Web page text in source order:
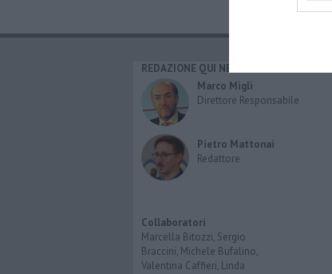
REDAZIONE QUI NEWS
Marco Migli
Direttore Responsabile
Pietro Mattonai
Redattore
Collaboratori
Marcella Bitozzi, Sergio
Braccini, Michele Bufalino,
Valentina Caffieri, Linda